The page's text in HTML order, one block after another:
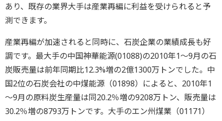
あり、既存の業界大手は産業再編に利益を受けられると予
測できます。
産業再編が加速されると同時に、石炭企業の業績成長も好
調です。最大手の中国神華能源(01088)の2010年1～9月の石
炭販売量は前年同期比12.3%増の2億1300万トンでした。中
国2位の石炭会社の中煤能源（01898）によると、2010年1
～9月の原料炭生産量は同20.2％増の9208万トン、販売量は
30.2％増の8793万トンです。大手のエン州煤業（01171）